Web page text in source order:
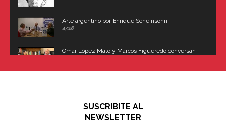
Arte argentino por Enrique Scheinsohn
47:26
Omar López Mato y Marcos Figueredo conversan
"En política, la estupidez no es una desventaja"
SUSCRIBITE AL
NEWSLETTER